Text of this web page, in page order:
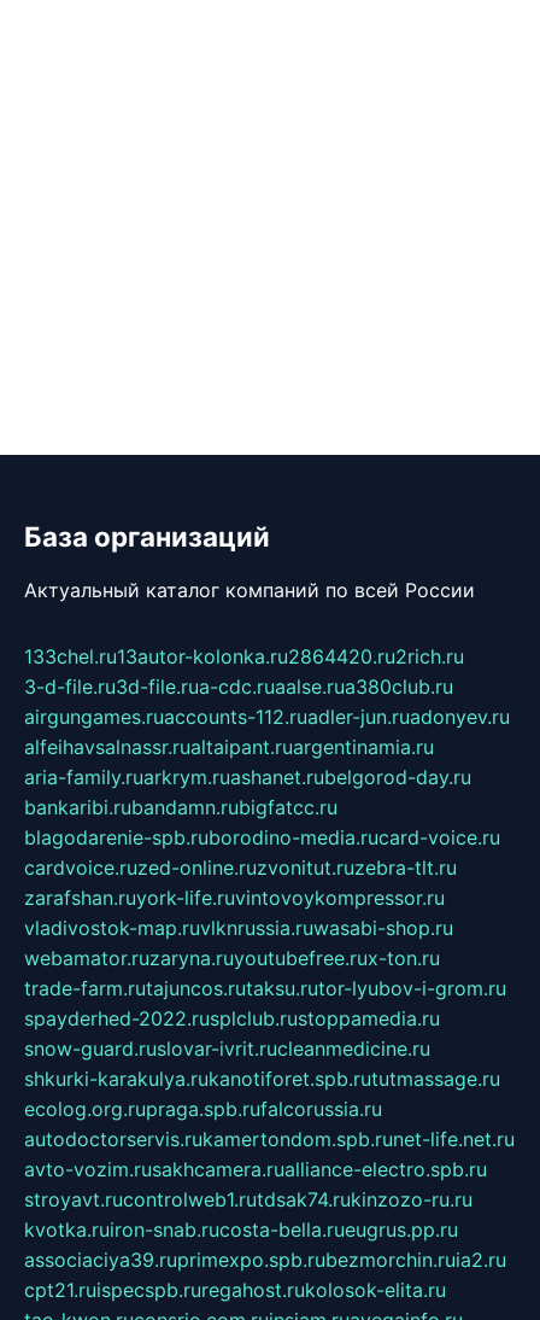
База организаций
Актуальный каталог компаний по всей России
133chel.ru13autor-kolonka.ru2864420.ru2rich.ru
3-d-file.ru3d-file.rua-cdc.ruaalse.rua380club.ru
airgungames.ruaccounts-112.ruadler-jun.ruadonyev.ru
alfeihavsalnassr.rualtaipant.ruargentinamia.ru
aria-family.ruarkrym.ruashanet.rubelgorod-day.ru
bankaribi.rubandamn.rubigfatcc.ru
blagodarenie-spb.ruborodino-media.rucard-voice.ru
cardvoice.ruzed-online.ruzvonitut.ruzebra-tlt.ru
zarafshan.ruyork-life.ruvintovoykompressor.ru
vladivostok-map.ruvlknrussia.ruwasabi-shop.ru
webamator.ruzaryna.ruyoutubefree.rux-ton.ru
trade-farm.rutajuncos.rutaksu.rutor-lyubov-i-grom.ru
spayderhed-2022.rusplclub.rustoppamedia.ru
snow-guard.ruslovar-ivrit.rucleanmedicine.ru
shkurki-karakulya.rukanotiforet.spb.rututmassage.ru
ecolog.org.rupraga.spb.rufalcorussia.ru
autodoctorservis.rukamertondom.spb.runet-life.net.ru
avto-vozim.rusakhcamera.rualliance-electro.spb.ru
stroyavt.rucontrolweb1.rutdsak74.rukinzozo-ru.ru
kvotka.ruiron-snab.rucosta-bella.rueugrus.pp.ru
associaciya39.ruprimexpo.spb.rubezmorchin.ruia2.ru
cpt21.ruispecspb.ruregahost.rukolosok-elita.ru